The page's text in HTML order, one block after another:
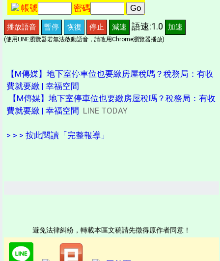
帳號
密碼
播放語音 暫停 恢復 停止 減速 語速:1.0 加速
(使用LINE瀏覽器若無法啟動語音，請改用Chrome瀏覽器播放)
【M傳媒】地下室停車位也要繳房屋稅嗎？稅務局：有收
費就要繳 | 幸福空間
【M傳媒】地下室停車位也要繳房屋稅嗎？稅務局：有收
費就要繳 | 幸福空間 LINE TODAY
> > > 按此閱讀「完整報導」
避免法律糾紛，轉載本區文稿請先徵得原作者同意！